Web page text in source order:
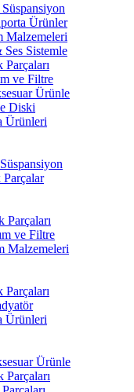
Ürünler
Malzemeleri
Sistemle
ve Filtre
Ürünle
Diski
Ürünleri
ve Filtre
Malzemeleri
Ürünleri
Ürünle